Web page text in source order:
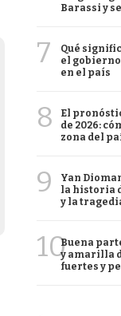
Barassi y
7
Qué
el
en el país
8
El
de 2026:
zona del
9
Yan
la historia
y la
10Buena
y amarilla
fuertes y